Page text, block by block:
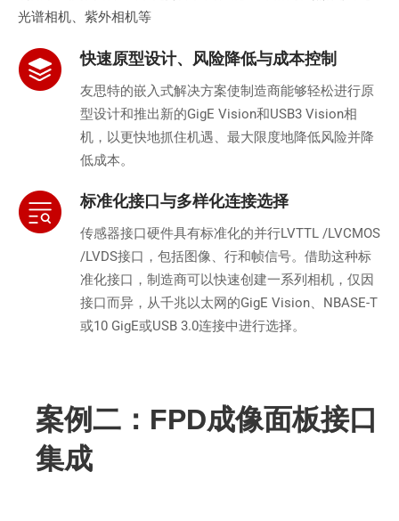
光谱相机、紫外相机等
快速原型设计、风险降低与成本控制
友思特的嵌入式解决方案使制造商能够轻松进行原
型设计和推出新的GigE Vision和USB3 Vision相
机，以更快地抓住机遇、最大限度地降低风险并降
低成本。
标准化接口与多样化连接选择
传感器接口硬件具有标准化的并行LVTTL /LVCMOS
/LVDS接口，包括图像、行和帧信号。借助这种标
准化接口，制造商可以快速创建一系列相机，仅因
接口而异，从千兆以太网的GigE Vision、NBASE-T
或10 GigE或USB 3.0连接中进行选择。
案例二：FPD成像面板接口
集成